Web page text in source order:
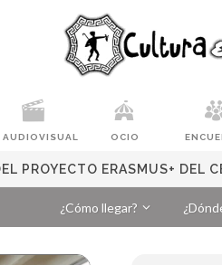
AUDIOVISUAL OCIO
PROYECTO ERASMUS+ DEL
¿Cómo llegar?